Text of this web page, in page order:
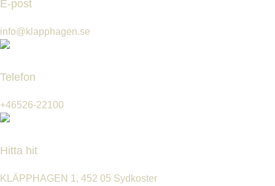
E-post
info@klapphagen.se
Telefon
+46526-22100
Hitta hit
KLÄPPHAGEN 1, 452 05 Sydkoster